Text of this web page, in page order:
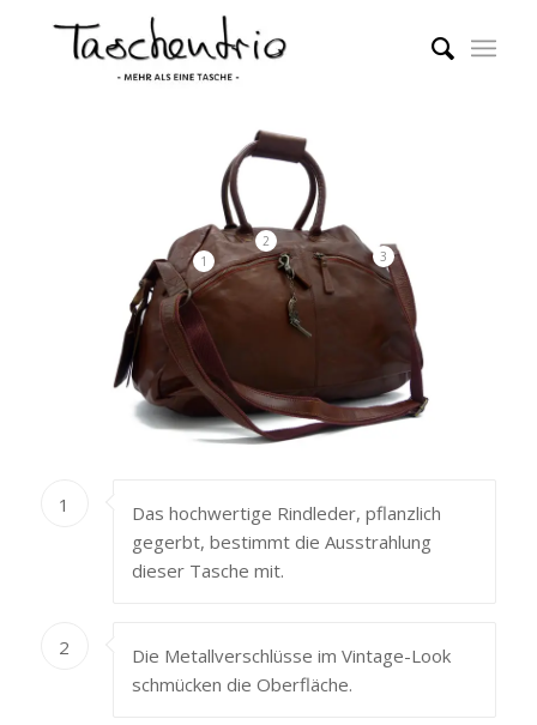
1
2
3
1
Das hochwertige Rindleder, pflanzlich
gegerbt, bestimmt die Ausstrahlung
dieser Tasche mit.
2
Die Metallverschlüsse im Vintage-Look
schmücken die Oberfläche.